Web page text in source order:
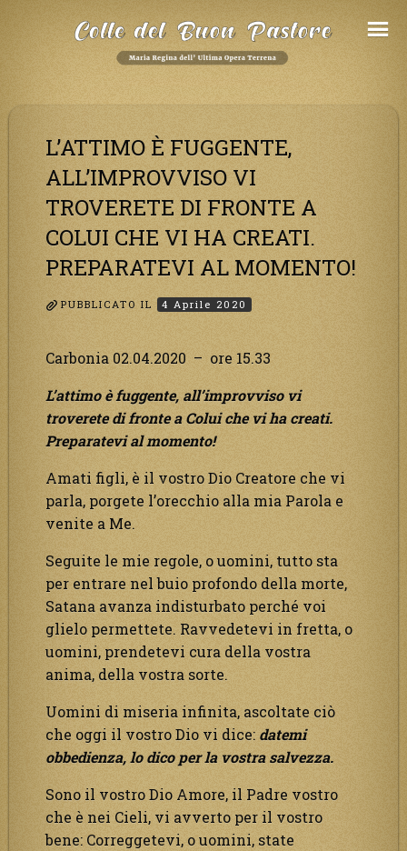
L’ATTIMO È FUGGENTE,
ALL’IMPROVVISO VI
TROVERETE DI FRONTE A
COLUI CHE VI HA CREATI.
PREPARATEVI AL MOMENTO!
PUBBLICATO IL 4 Aprile 2020
Carbonia 02.04.2020 – ore 15.33
L’attimo è fuggente, all’improvviso vi
troverete di fronte a Colui che vi ha creati.
Preparatevi al momento!
Amati figli, è il vostro Dio Creatore che vi
parla, porgete l’orecchio alla mia Parola e
venite a Me.
Seguite le mie regole, o uomini, tutto sta
per entrare nel buio profondo della morte,
Satana avanza indisturbato perché voi
glielo permettete. Ravvedetevi in fretta, o
uomini, prendetevi cura della vostra
anima, della vostra sorte.
Uomini di miseria infinita, ascoltate ciò
che oggi il vostro Dio vi dice: datemi
obbedienza, lo dico per la vostra salvezza.
Sono il vostro Dio Amore, il Padre vostro
che è nei Cieli, vi avverto per il vostro
bene: Correggetevi, o uomini, state